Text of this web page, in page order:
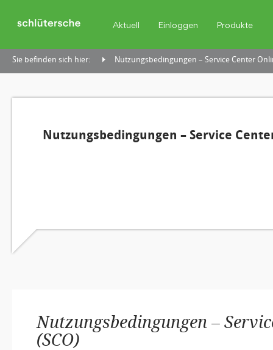
Aktuell Einloggen Produkte
Sie befinden sich hier: Nutzungsbedingungen – Service Center
Nutzungsbedingungen – Service
Nutzungsbedingungen –
(SCO)